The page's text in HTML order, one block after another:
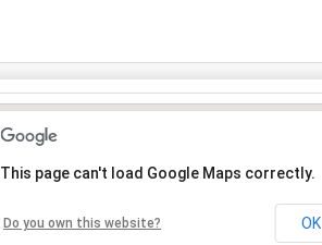
This page can't load Google Maps correctly.
Do you own this website? OK